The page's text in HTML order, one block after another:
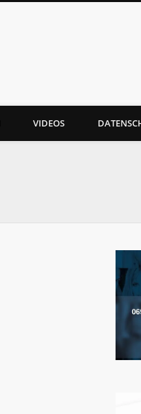
VIDEOS